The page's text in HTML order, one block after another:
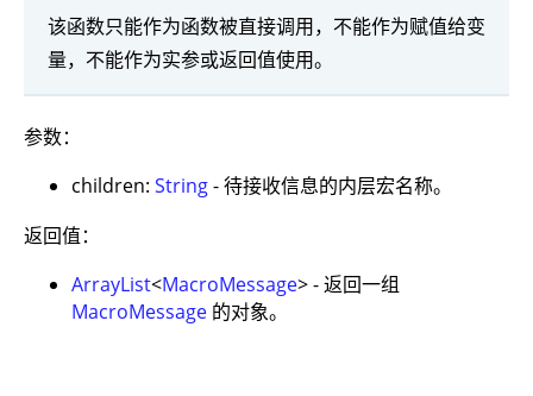
该函数只能作为函数被直接调用，不能作为赋值给变
量，不能作为实参或返回值使用。
参数：
children: String- 待接收信息的内层宏名称。
返回值：
ArrayList<MacroMessage> - 返回一组
MacroMessage 的对象。